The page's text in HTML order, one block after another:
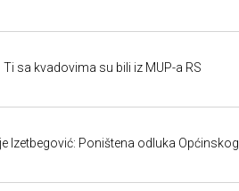
sa kvadovima su bili iz MUP-a RS
Izetbegović: Poništena odluka Općinskog